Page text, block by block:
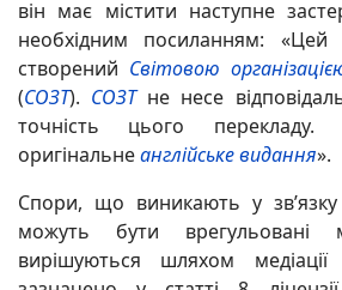
він має містити наступне
необхідним посиланням:
створений Світовою
(СОЗТ). СОЗТне несе
точність цього перекладу.
оригінальнеанглійське видання».
Спори, що виникають у
можуть бути врегульовані
вирішуються шляхом